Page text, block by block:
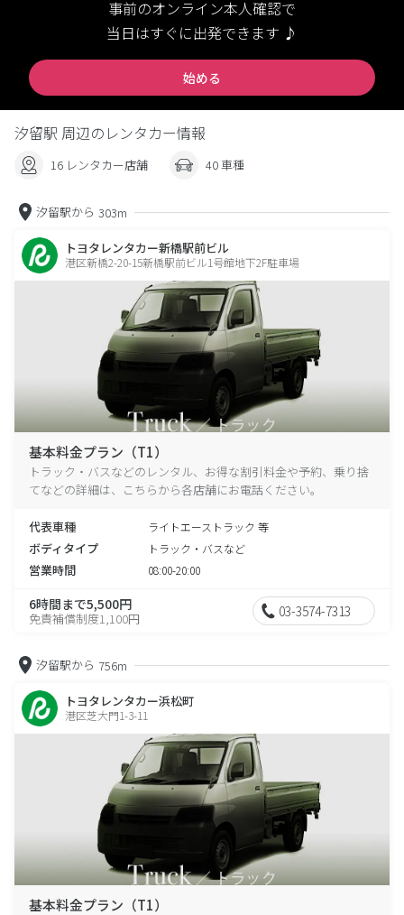
事前のオンライン本人確認で
当日はすぐに出発できます ♪
始める
汐留駅 周辺のレンタカー情報
16 レンタカー店舗 40 車種
汐留駅から 303m
トヨタレンタカー新橋駅前ビル
港区新橋2-20-15新橋駅前ビル1号館地下2F駐車場
基本料金プラン（T1）
トラック・バスなどのレンタル、お得な割引料金や予約、乗り捨
てなどの詳細は、こちらから各店舗にお電話ください。
代表車種 ライトエーストラック 等
ボディタイプ トラック・バスなど
営業時間 08:00-20:00
6時間まで5,500円
免責補償制度1,100円 03-3574-7313
汐留駅から 756m
トヨタレンタカー浜松町
港区芝大門1-3-11
基本料金プラン（T1）